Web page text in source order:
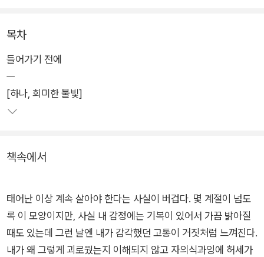
여기기도 했다. 그에게는 “삶과 죽음의 선택지 앞에서 계속 삶을
선택하고 있다”는 사실이 당연하지 않았기에, ‘살아야 할 이유는
무엇일까’라는 문제는 한동안 그를 사로잡았다.
2021년 4월 12일, 보선은 ‘장례식’을 올렸다. 초대받은 ‘하객’들
은 기꺼이 보선의 유튜브 라이브 장례식에 참석해 ‘축하의 말’을
요』에 그런 해답이 담겨 있을지는 확실하지 않지만, 보선은 단지
목차
들어가기 전에
ㅡ
[하나, 희미한 불빛]
책속에서
태어난 이상 계속 살아야 한다는 사실이 버겁다. 몇 계절이 넘도
록 이 모양이지만, 사실 내 감정에는 기복이 있어서 가끔 밝아질
때도 있는데 그런 날엔 내가 감각했던 고통이 거짓처럼 느껴진다.
내가 왜 그렇게 괴로웠는지 이해되지 않고 자의식과잉에 허세가